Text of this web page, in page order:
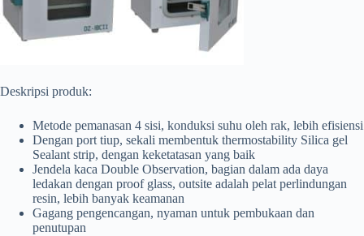
Deskripsi produk:
Metode pemanasan 4 sisi, konduksi suhu oleh rak, lebih efisiensi
Dengan port tiup, sekali membentuk thermostability Silica gel
Sealant strip, dengan keketatasan yang baik
Jendela kaca Double Observation, bagian dalam ada daya
ledakan dengan proof glass, outsite adalah pelat perlindungan
resin, lebih banyak keamanan
Gagang pengencangan, nyaman untuk pembukaan dan
penutupan